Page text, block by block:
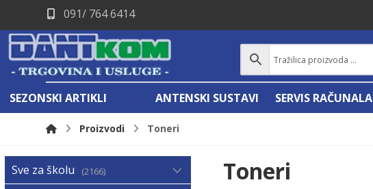
091/ 764 6414
SEZONSKI ARTIKLI ANTENSKI SUSTAVI SERVIS RAČUNALA
Proizvodi Toneri
Toneri
Sve za školu 2166